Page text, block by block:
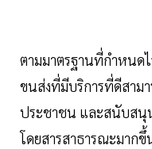
ตามมาตรฐานที่กำหนด
ขนส่งที่มีบริการที่ดีสาม
ประชาชน และสนับสนุ
โดยสารสาธารณะมาก